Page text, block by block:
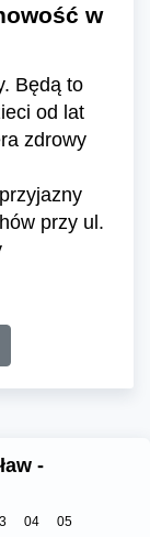
w
Będą to
od lat
zdrowy
przy ul.
-
04
05